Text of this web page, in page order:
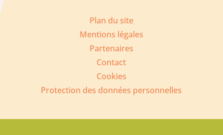
Plan du site
Mentions légales
Partenaires
Contact
Cookies
Protection des données personnelles